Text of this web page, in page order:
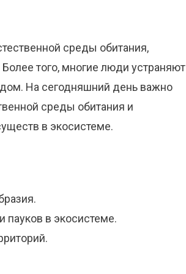
среды обитания,
того, многие люди устраняют
На сегодняшний день важно
среды обитания и
в экосистеме.
пауков в экосистеме.